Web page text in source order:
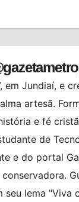
em Jundiaí, e
artesã.
e fé
de
e do portal
seu lema "Viva